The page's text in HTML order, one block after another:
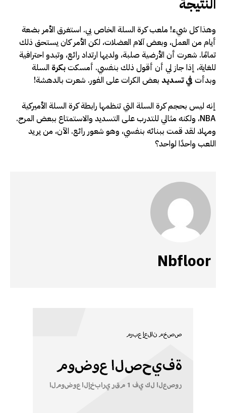
وهذا كل شيء! ملعب كرة السلة الخاص بي. استغرق الأمر بضعة
أيام من العمل، وبعض آلام العضلات، لكن الأمر كان يستحق ذلك
تمامًا. شعرت أن الأرضية صلبة، ولديها ارتداد رائع، وتبدو احترافية
للغاية، إذا جاز لي أن أقول ذلك بنفسي. أمسكتبكرة السلة
وبدأت في تسديد بعض الكرات على الفور. شعرت بالدهشة!
إنه ليس بحجم كرة السلة التي تنظمها رابطة كرة السلة الأميركية
NBA، ولكنه مثالي للتدرب على التسديد والاستمتاع ببعض المرح.
ومهلا، لقد قمت ببنائه بنفسي، وهو شعور رائع. الآن، من يريد
اللعب واحدًا لواحد؟
Nbfloor